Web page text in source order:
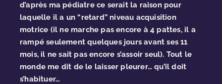
d’après ma pédiatre ce serait la raison pour
laquelle il a un “retard” niveau acquisition
motrice (il ne marche pas encore à 4 pattes, il a
rampé seulement quelques jours avant ses 11
mois, il ne sait pas encore s’assoir seul). Tout le
monde me dit de le laisser pleurer… qu’il doit
s’habituer…